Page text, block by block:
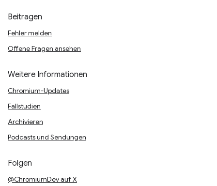
Beitragen
Fehler melden
Offene Fragen ansehen
Weitere Informationen
Chromium-Updates
Fallstudien
Archivieren
Podcasts und Sendungen
Folgen
@ChromiumDev auf X